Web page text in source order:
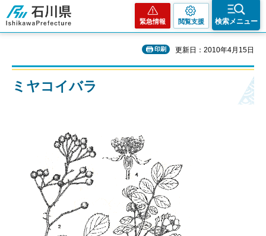
石川県
緊急情報 閲覧支援 検索メニュー
印刷 更新日：2010年4月15日
ミヤコイバラ